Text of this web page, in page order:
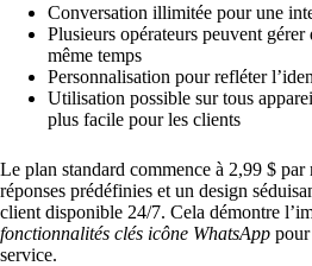
Conversation illimitée pour une
Plusieurs opérateurs peuvent gérer
même temps
Personnalisation pour refléter
Utilisation possible sur tous
plus facile pour les clients
Le plan standard commence à 2,99 $
réponses prédéfinies et un design
client disponible 24/7. Cela démontre
fonctionnalités clés icône WhatsApp
service.